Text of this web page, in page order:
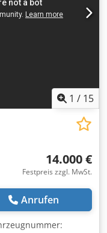
unterstützen Sie
Deutsch,
unser breites
1 / 15
14.000 €
Festpreis zzgl. MwSt.
Anrufen